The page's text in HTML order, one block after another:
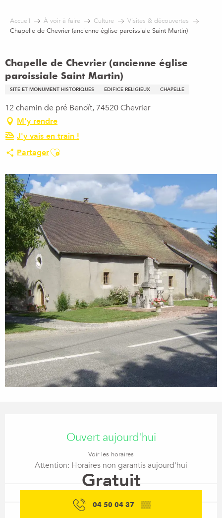
contenu
Accueil À voir à faire Culture
Visites & découvertes
Chapelle de Chevrier (ancienne église paroissiale Saint Martin)
Chapelle de Chevrier (ancienne église
paroissiale Saint Martin)
SITE ET MONUMENT HISTORIQUES EDIFICE RELIGIEUX CHAPELLE
12 chemin de pré Benoït, 74520 Chevrier
M'y rendre
J'y vais en train !
PartagerAjouter aux favoris
Ouvert aujourd'hui
Voir les horaires
Attention: Horaires non garantis aujourd'hui
Gratuit
04 50 04 37 ▒▒